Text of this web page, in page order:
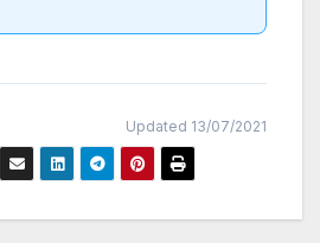
Updated 13/07/2021